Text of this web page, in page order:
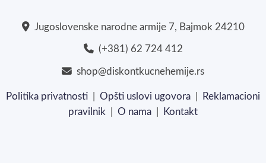
Jugoslovenske narodne armije 7, Bajmok 24210
(+381) 62 724 412
shop@diskontkucnehemije.rs
Politika privatnosti Opšti uslovi ugovora
Reklamacioni
pravilnik
O nama Kontakt